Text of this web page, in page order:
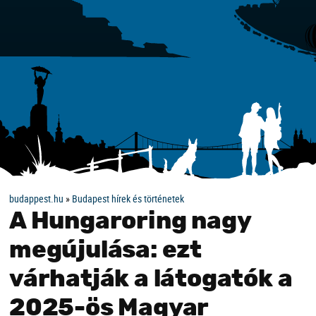
budappest.hu » Budapest hírek és történetek
A Hungaroring nagy
megújulása: ezt
várhatják a látogatók a
2025-ös Magyar